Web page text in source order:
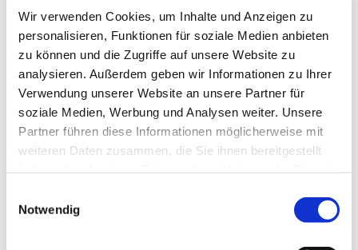
Wir verwenden Cookies, um Inhalte und Anzeigen zu
personalisieren, Funktionen für soziale Medien anbieten
zu können und die Zugriffe auf unsere Website zu
analysieren. Außerdem geben wir Informationen zu Ihrer
Verwendung unserer Website an unsere Partner für
soziale Medien, Werbung und Analysen weiter. Unsere
Partner führen diese Informationen möglicherweise mit
weiteren Daten zusammen, die Sie ihnen bereitgestellt
Notwendig